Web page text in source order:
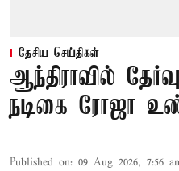
தேசிய செய்திகள்
ஆந்திராவில்
நடிகை ரோஜா
Published on: 09 Aug 2026, 7:56